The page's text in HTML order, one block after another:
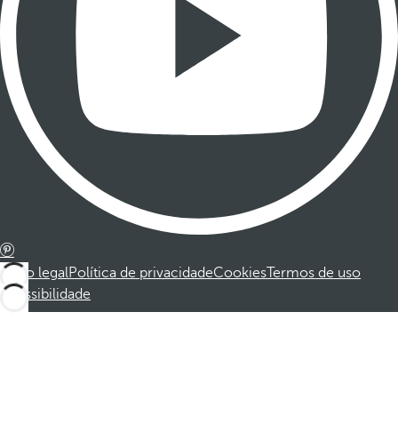
Aviso legalPolítica de privacidadeCookiesTermos de uso
Acessibilidade